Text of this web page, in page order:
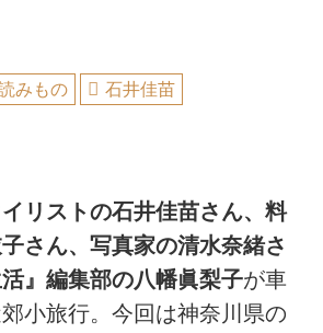
みもの
石井佳苗
リストの石井佳苗さん、料
さん、写真家の清水奈緒さ
』編集部の八幡眞梨子が車
小旅行。今回は神奈川県の